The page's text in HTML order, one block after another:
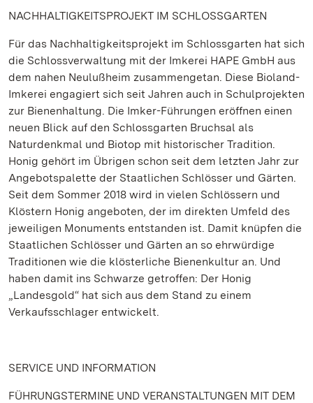
NACHHALTIGKEITSPROJEKT IM SCHLOSSGARTEN
Für das Nachhaltigkeitsprojekt im Schlossgarten hat sich
die Schlossverwaltung mit der Imkerei HAPE GmbH aus
dem nahen Neulußheim zusammengetan. Diese Bioland-
Imkerei engagiert sich seit Jahren auch in Schulprojekten
zur Bienenhaltung. Die Imker-Führungen eröffnen einen
neuen Blick auf den Schlossgarten Bruchsal als
Naturdenkmal und Biotop mit historischer Tradition.
Honig gehört im Übrigen schon seit dem letzten Jahr zur
Angebotspalette der Staatlichen Schlösser und Gärten.
Seit dem Sommer 2018 wird in vielen Schlössern und
Klöstern Honig angeboten, der im direkten Umfeld des
jeweiligen Monuments entstanden ist. Damit knüpfen die
Staatlichen Schlösser und Gärten an so ehrwürdige
Traditionen wie die klösterliche Bienenkultur an. Und
haben damit ins Schwarze getroffen: Der Honig
„Landesgold“ hat sich aus dem Stand zu einem
Verkaufsschlager entwickelt.
SERVICE UND INFORMATION
FÜHRUNGSTERMINE UND VERANSTALTUNGEN MIT DEM